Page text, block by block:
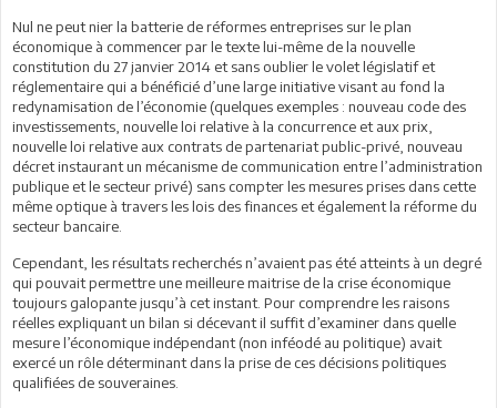
Nul ne peut nier la batterie de réformes entreprises sur le plan
économique à commencer par le texte lui-même de la nouvelle
constitution du 27 janvier 2014 et sans oublier le volet législatif et
réglementaire qui a bénéficié d’une large initiative visant au fond la
redynamisation de l’économie (quelques exemples : nouveau code des
investissements, nouvelle loi relative à la concurrence et aux prix,
nouvelle loi relative aux contrats de partenariat public-privé, nouveau
décret instaurant un mécanisme de communication entre l’administration
publique et le secteur privé) sans compter les mesures prises dans cette
même optique à travers les lois des finances et également la réforme du
secteur bancaire.
Cependant, les résultats recherchés n’avaient pas été atteints à un degré
qui pouvait permettre une meilleure maitrise de la crise économique
toujours galopante jusqu’à cet instant. Pour comprendre les raisons
réelles expliquant un bilan si décevant il suffit d’examiner dans quelle
mesure l’économique indépendant (non inféodé au politique) avait
exercé un rôle déterminant dans la prise de ces décisions politiques
qualifiées de souveraines.